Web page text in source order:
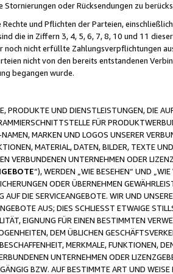
oder Rücksendungen zu
und Pflichten der Parteien,
die in Ziffern 3, 4, 5, 6, 7, 8, 10 und 11
nicht erfüllte Zahlungsverpflichtungen
nicht von den bereits entstandenen
begangen wurde.
UND DIENSTLEISTUNGEN, DIE
FÜR
MARKEN UND LOGOS UNSERER
MATERIAL, DATEN, BILDER, TEXTE
VERBUNDENEN UNTERNEHMEN ODER
“), WERDEN „WIE BESEHEN“ UND
ODER ÜBERNEHMEN
DIE SERVICEANGEBOTE. WIR UND
AUS; DIES SCHLIESST ETWAIGE
EIGNUNG FÜR EINEN BESTIMMTEN
DEM ÜBLICHEN
MERKMALE, FUNKTIONEN,
UNTERNEHMEN ODER
BZW. AUF BESTIMMTE ART UND